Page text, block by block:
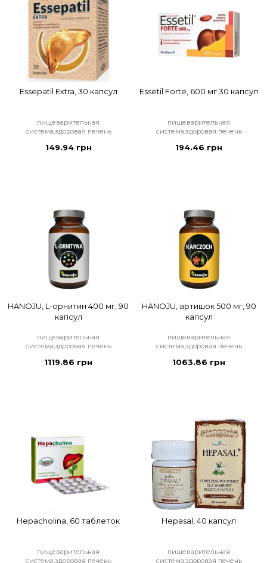
Essepatil Extra, 30 капсул
пищеварительная
система,здоровая печень
149.94 грн
Essetil Forte, 600 мг 30 капсул
пищеварительная
система,здоровая печень
194.46 грн
HANOJU, L-орнитин 400 мг, 90
капсул
пищеварительная
система,здоровая печень
1119.86 грн
HANOJU, артишок 500 мг, 90
капсул
пищеварительная
система,здоровая печень
1063.86 грн
Hepacholina, 60 таблеток
пищеварительная
система,здоровая печень
Hepasal, 40 капсул
пищеварительная
система,здоровая печень